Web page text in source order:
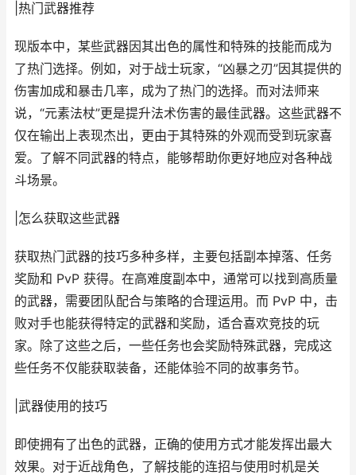
|热门武器推荐
现版本中，某些武器因其出色的属性和特殊的技能而成为
了热门选择。例如，对于战士玩家，“凶暴之刃”因其提供的
伤害加成和暴击几率，成为了热门的选择。而对法师来
说，“元素法杖”更是提升法术伤害的最佳武器。这些武器不
仅在输出上表现杰出，更由于其特殊的外观而受到玩家喜
爱。了解不同武器的特点，能够帮助你更好地应对各种战
斗场景。
|怎么获取这些武器
获取热门武器的技巧多种多样，主要包括副本掉落、任务
奖励和 PvP 获得。在高难度副本中，通常可以找到高质量
的武器，需要团队配合与策略的合理运用。而 PvP 中，击
败对手也能获得特定的武器和奖励，适合喜欢竞技的玩
家。除了这些之后，一些任务也会奖励特殊武器，完成这
些任务不仅能获取装备，还能体验不同的故事务节。
|武器使用的技巧
即使拥有了出色的武器，正确的使用方式才能发挥出最大
效果。对于近战角色，了解技能的连招与使用时机是关